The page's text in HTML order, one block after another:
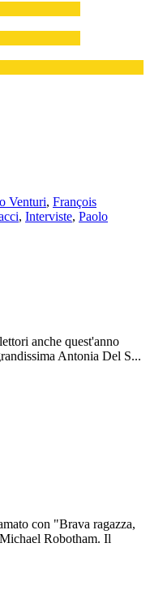
Venturi, François
, Interviste, Paolo
anche quest'anno
Antonia Del S...
con "Brava ragazza,
Robotham. Il